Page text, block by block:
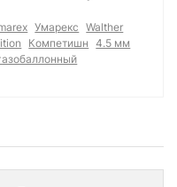
Умарекс
Walther
Компетишн
4.5 мм